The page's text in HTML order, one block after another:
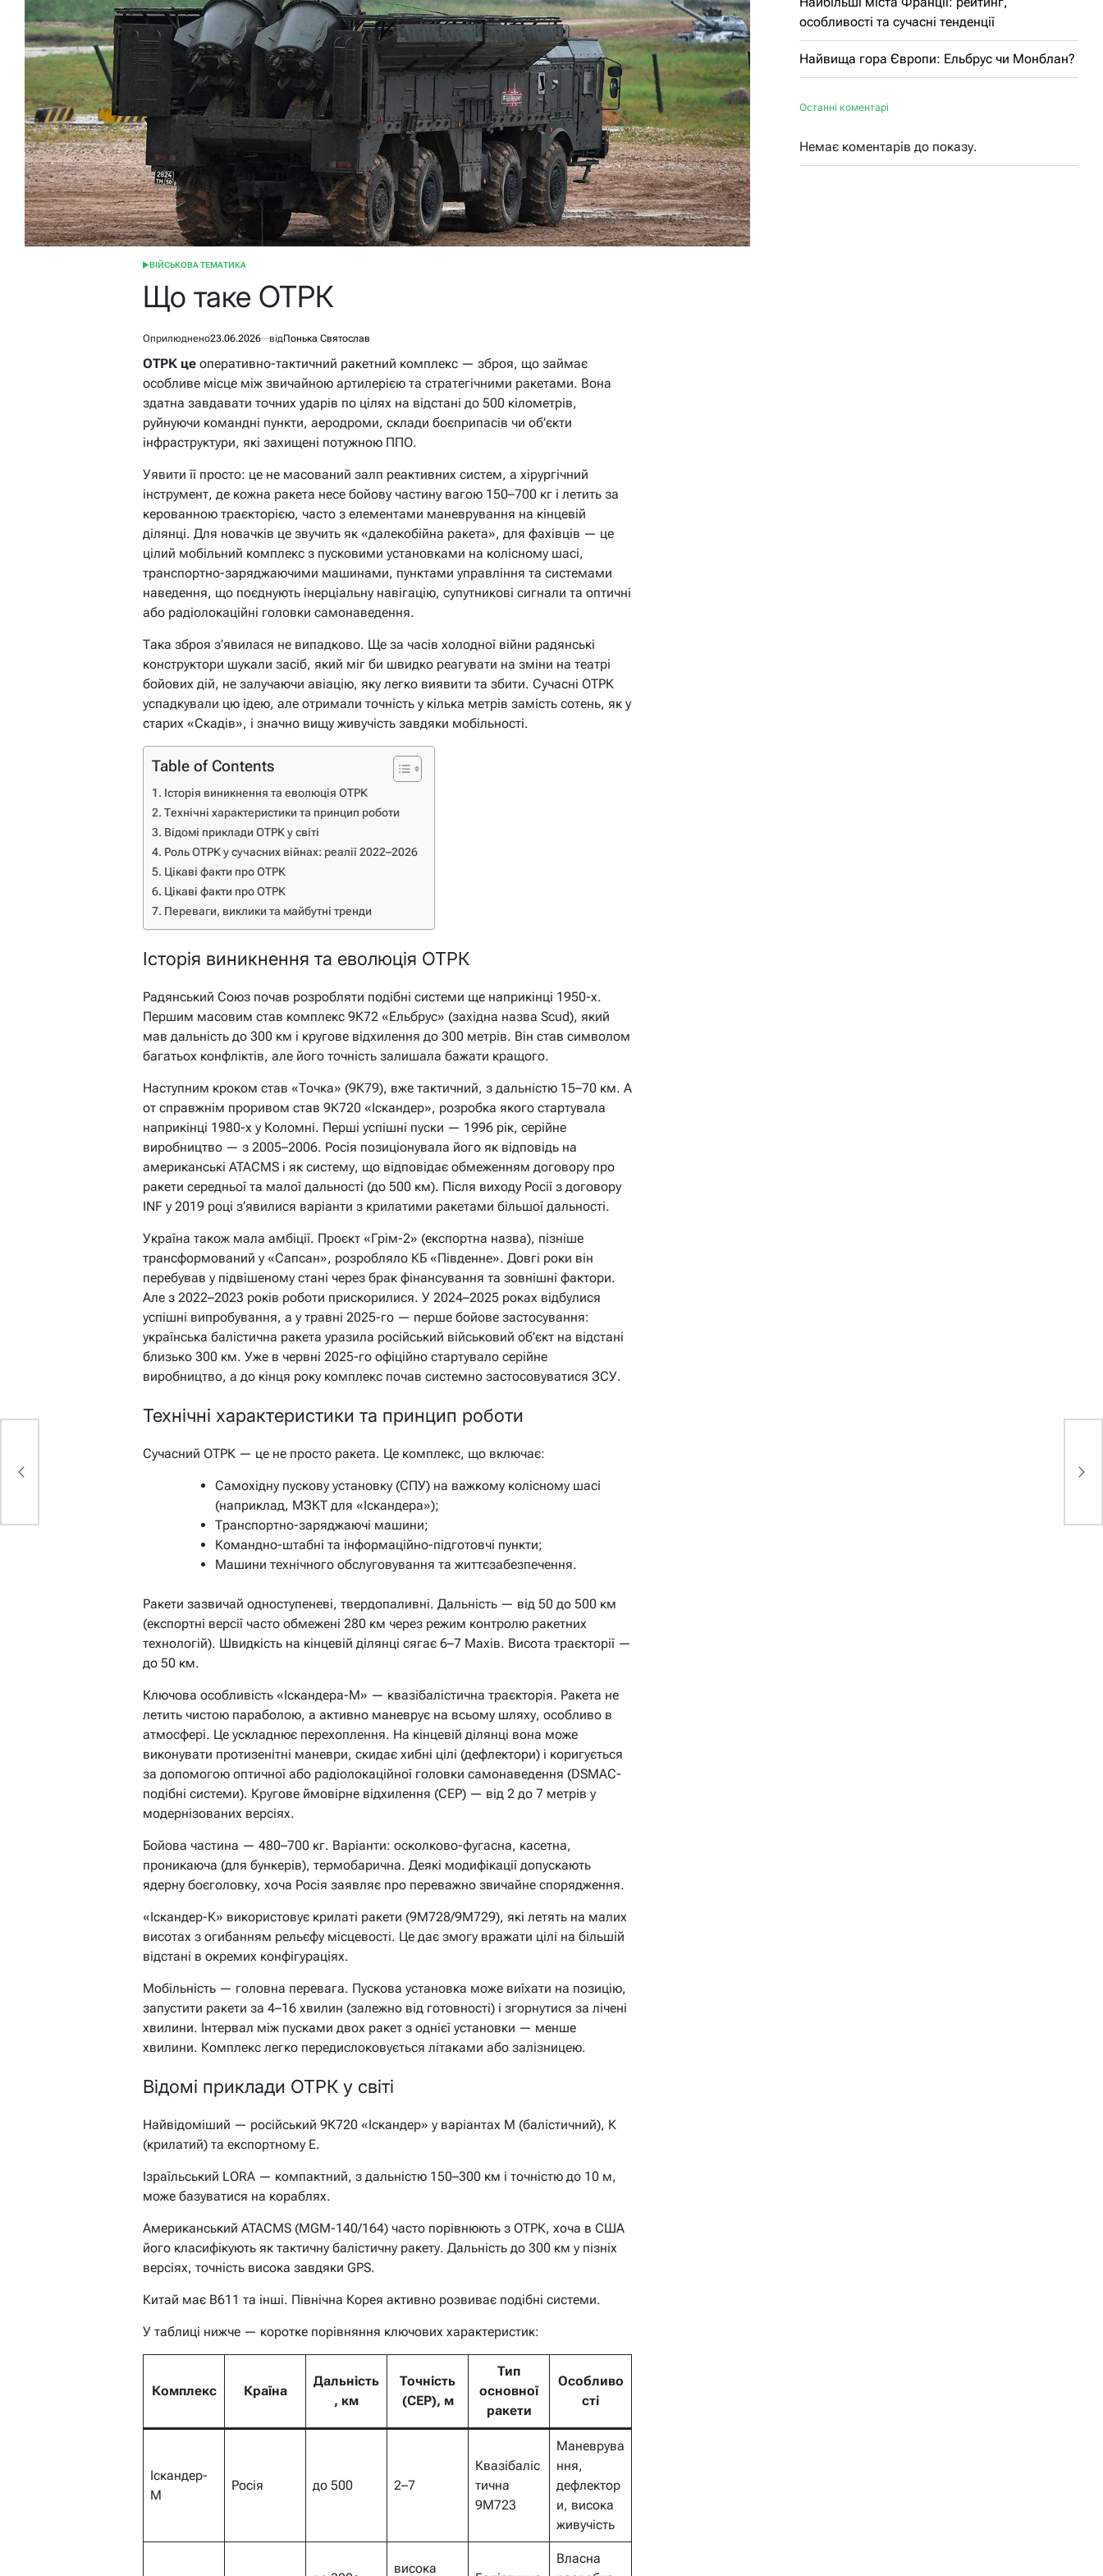
ОПУБЛІКУВАТИ
ВІЙСЬКОВА ТЕМАТИКА
Що таке ОТРК
Оприлюднено23.06.2026 відПонька Святослав
ОТРК це оперативно-тактичний ракетний комплекс — зброя, що займає
особливе місце між звичайною артилерією та стратегічними ракетами. Вона
здатна завдавати точних ударів по цілях на відстані до 500 кілометрів,
руйнуючи командні пункти, аеродроми, склади боєприпасів чи об’єкти
інфраструктури, які захищені потужною ППО.
Уявити її просто: це не масований залп реактивних систем, а хірургічний
інструмент, де кожна ракета несе бойову частину вагою 150–700 кг і летить за
керованною траєкторією, часто з елементами маневрування на кінцевій
ділянці. Для новачків це звучить як «далекобійна ракета», для фахівців — це
цілий мобільний комплекс з пусковими установками на колісному шасі,
транспортно-заряджаючими машинами, пунктами управління та системами
наведення, що поєднують інерціальну навігацію, супутникові сигнали та оптичні
або радіолокаційні головки самонаведення.
Така зброя з’явилася не випадково. Ще за часів холодної війни радянські
конструктори шукали засіб, який міг би швидко реагувати на зміни на театрі
бойових дій, не залучаючи авіацію, яку легко виявити та збити. Сучасні ОТРК
успадкували цю ідею, але отримали точність у кілька метрів замість сотень, як у
старих «Скадів», і значно вищу живучість завдяки мобільності.
Table of Contents
Історія виникнення та еволюція ОТРК
Технічні характеристики та принцип роботи
Відомі приклади ОТРК у світі
Роль ОТРК у сучасних війнах: реалії 2022–2026
Цікаві факти про ОТРК
Цікаві факти про ОТРК
Переваги, виклики та майбутні тренди
Історія виникнення та еволюція ОТРК
Радянський Союз почав розробляти подібні системи ще наприкінці 1950-х.
Першим масовим став комплекс 9К72 «Ельбрус» (західна назва Scud), який
мав дальність до 300 км і кругове відхилення до 300 метрів. Він став символом
багатьох конфліктів, але його точність залишала бажати кращого.
Наступним кроком став «Точка» (9К79), вже тактичний, з дальністю 15–70 км. А
от справжнім проривом став 9К720 «Іскандер», розробка якого стартувала
наприкінці 1980-х у Коломні. Перші успішні пуски — 1996 рік, серійне
виробництво — з 2005–2006. Росія позиціонувала його як відповідь на
американські ATACMS і як систему, що відповідає обмеженням договору про
ракети середньої та малої дальності (до 500 км). Після виходу Росії з договору
INF у 2019 році з’явилися варіанти з крилатими ракетами більшої дальності.
Україна також мала амбіції. Проєкт «Грім-2» (експортна назва), пізніше
трансформований у «Сапсан», розробляло КБ «Південне». Довгі роки він
перебував у підвішеному стані через брак фінансування та зовнішні фактори.
Але з 2022–2023 років роботи прискорилися. У 2024–2025 роках відбулися
успішні випробування, а у травні 2025-го — перше бойове застосування:
українська балістична ракета уразила російський військовий об’єкт на відстані
близько 300 км. Уже в червні 2025-го офіційно стартувало серійне
виробництво, а до кінця року комплекс почав системно застосовуватися ЗСУ.
Технічні характеристики та принцип роботи
Сучасний ОТРК — це не просто ракета. Це комплекс, що включає:
Самохідну пускову установку (СПУ) на важкому колісному шасі
(наприклад, МЗКТ для «Іскандера»);
Транспортно-заряджаючі машини;
Командно-штабні та інформаційно-підготовчі пункти;
Машини технічного обслуговування та життєзабезпечення.
Ракети зазвичай одноступеневі, твердопаливні. Дальність — від 50 до 500 км
(експортні версії часто обмежені 280 км через режим контролю ракетних
технологій). Швидкість на кінцевій ділянці сягає 6–7 Махів. Висота траєкторії —
до 50 км.
Ключова особливість «Іскандера-М» — квазібалістична траєкторія. Ракета не
летить чистою параболою, а активно маневрує на всьому шляху, особливо в
атмосфері. Це ускладнює перехоплення. На кінцевій ділянці вона може
виконувати протизенітні маневри, скидає хибні цілі (дефлектори) і коригується
за допомогою оптичної або радіолокаційної головки самонаведення (DSMAC-
подібні системи). Кругове ймовірне відхилення (CEP) — від 2 до 7 метрів у
модернізованих версіях.
Бойова частина — 480–700 кг. Варіанти: осколково-фугасна, касетна,
проникаюча (для бункерів), термобарична. Деякі модифікації допускають
ядерну боєголовку, хоча Росія заявляє про переважно звичайне спорядження.
«Іскандер-К» використовує крилаті ракети (9М728/9М729), які летять на малих
висотах з огибанням рельєфу місцевості. Це дає змогу вражати цілі на більшій
відстані в окремих конфігураціях.
Мобільність — головна перевага. Пускова установка може виїхати на позицію,
запустити ракети за 4–16 хвилин (залежно від готовності) і згорнутися за лічені
хвилини. Інтервал між пусками двох ракет з однієї установки — менше
хвилини. Комплекс легко передислоковується літаками або залізницею.
Відомі приклади ОТРК у світі
Найвідоміший — російський 9К720 «Іскандер» у варіантах М (балістичний), К
(крилатий) та експортному Е.
Ізраїльський LORA — компактний, з дальністю 150–300 км і точністю до 10 м,
може базуватися на кораблях.
Американський ATACMS (MGM-140/164) часто порівнюють з ОТРК, хоча в США
його класифікують як тактичну балістичну ракету. Дальність до 300 км у пізніх
версіях, точність висока завдяки GPS.
Китай має B611 та інші. Північна Корея активно розвиває подібні системи.
У таблиці нижче — коротке порівняння ключових характеристик:
Комплекс Країна
Дальність
, км
Точність
(CEP), м
Тип
основної
ракети
Особливо
сті
Іскандер-
М
Росія до 500 2–7
Квазібаліс
тична
9М723
Маневрува
ння,
дефлектор
и, висока
живучість
висока
Власна
особливості та сучасні тенденції
Найвища гора Європи: Ельбрус чи Монблан?
Останні коментарі
Немає коментарів до показу.